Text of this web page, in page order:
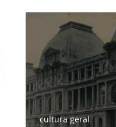
cultura geral